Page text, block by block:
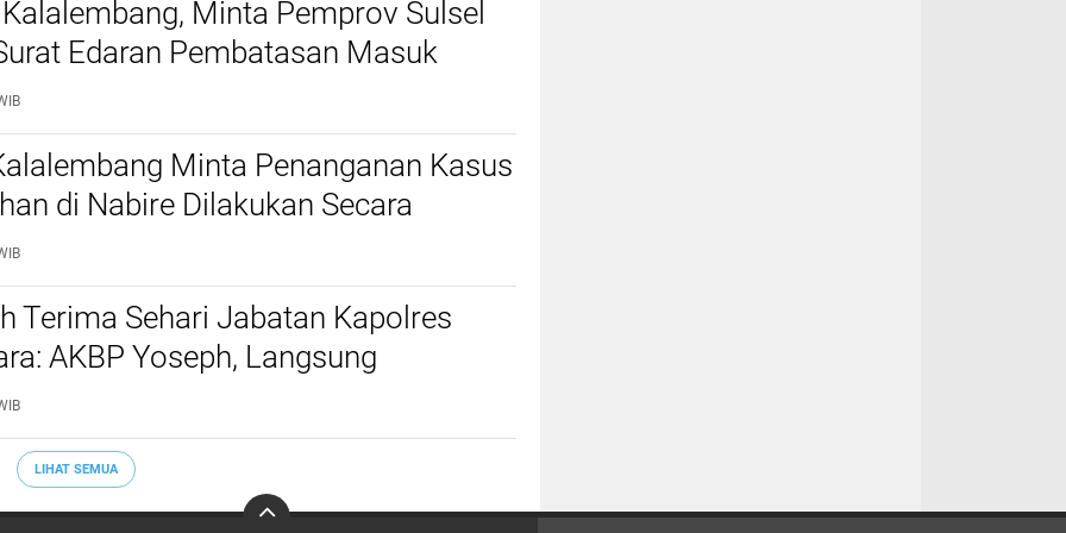
Minta Pemprov Sulsel
Edaran Pembatasan Masuk
Tana Toraja dan Toraja
Minta Penanganan Kasus
di Nabire Dilakukan Secara
dan Sesuai Prosedur Hukum
Terima Sehari Jabatan Kapolres
AKBP Yoseph, Langsung
URC Resmob SatReskrim Tangkap
Seksual Anak
LIHAT SEMUA